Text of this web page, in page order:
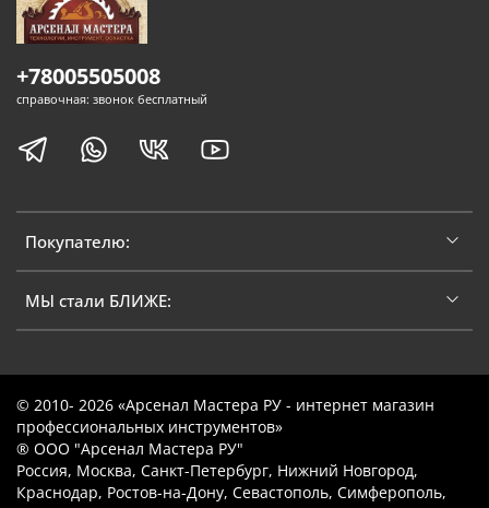
Покупателю:
МЫ стали БЛИЖЕ:
+78005505008
справочная: звонок бесплатный
© 2010- 2026 «Арсенал Мастера РУ - интернет магазин
профессиональных инструментов»
® ООО "Арсенал Мастера РУ"
Россия, Москва, Санкт-Петербург, Нижний Новгород,
Краснодар, Ростов-на-Дону, Севастополь, Симферополь,